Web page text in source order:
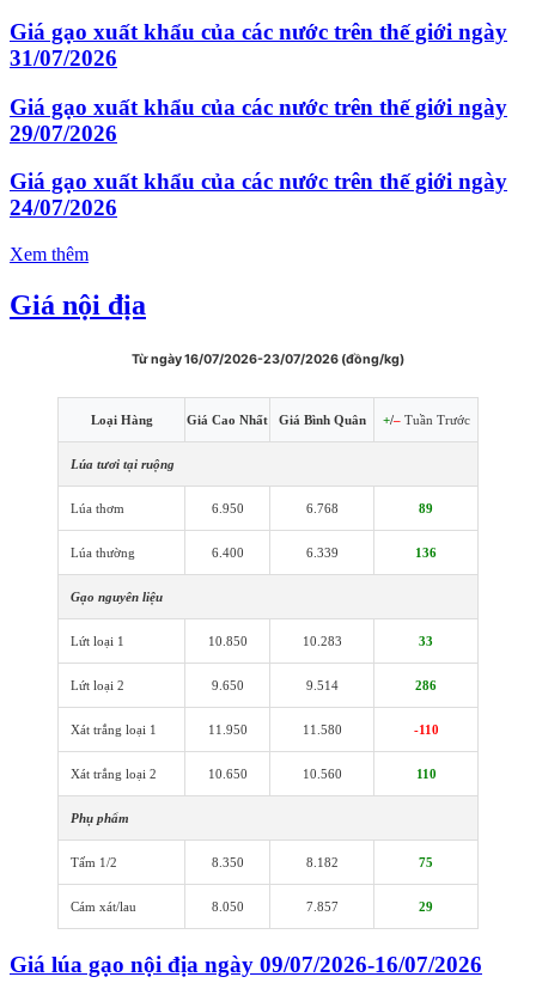
Giá gạo xuất khẩu của các nước trên thế giới ngày
31/07/2026
Giá gạo xuất khẩu của các nước trên thế giới ngày
29/07/2026
Giá gạo xuất khẩu của các nước trên thế giới ngày
24/07/2026
Xem thêm
Giá nội địa
Từ ngày 16/07/2026-23/07/2026 (đồng/kg)
Loại Hàng Giá Cao Nhất Giá Bình Quân +/–Tuần Trước
Lúa tươi tại ruộng
Lúa thơm 6.950 6.768 89
Lúa thường 6.400 6.339 136
Gạo nguyên liệu
Lứt loại 1 10.850 10.283 33
Lứt loại 2 9.650 9.514 286
Xát trắng loại 1 11.950 11.580 -110
Xát trắng loại 2 10.650 10.560 110
Phụ phẩm
Tấm 1/2 8.350 8.182 75
Cám xát/lau 8.050 7.857 29
Giá lúa gạo nội địa ngày 09/07/2026-16/07/2026